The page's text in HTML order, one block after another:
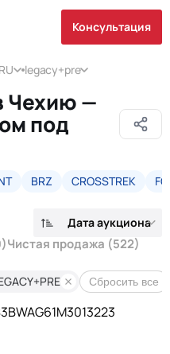
Консультация
legacy+pre
Чехию —
под
BRZ CROSSTREK
Дата аукциона
Чистая продажа (522)
Сбросить все